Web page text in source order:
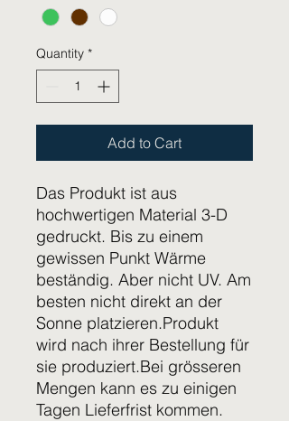
Quantity *
Add to Cart
Das Produkt ist aus
hochwertigen Material 3-D
gedruckt. Bis zu einem
gewissen Punkt Wärme
beständig. Aber nicht UV. Am
besten nicht direkt an der
Sonne platzieren.Produkt
wird nach ihrer Bestellung für
sie produziert.Bei grösseren
Mengen kann es zu einigen
Tagen Lieferfrist kommen.